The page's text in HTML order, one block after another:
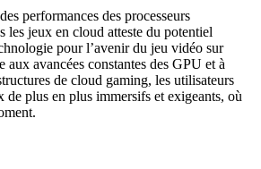
performances des processeurs
les jeux en cloud atteste du potentiel
pour l’avenir du jeu vidéo sur
aux avancées constantes des GPU et à
de cloud gaming, les utilisateurs
plus en plus immersifs et exigeants, où